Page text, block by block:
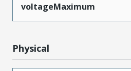
voltageMaximum
Physical